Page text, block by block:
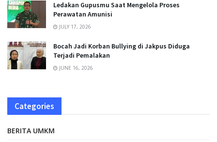
Ledakan Gupusmu Saat Mengelola Proses
Perawatan Amunisi
JULY 17, 2026
Bocah Jadi Korban Bullying di Jakpus Diduga
Terjadi Pemalakan
JUNE 16, 2026
Categories
BERITA UMKM